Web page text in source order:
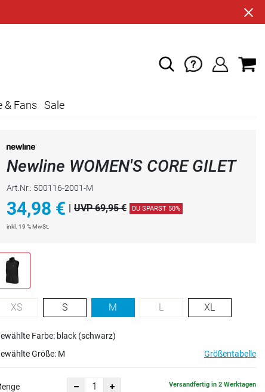
& Fans Sale
Newline WOMEN'S CORE GILET
Art.Nr.: 500116-2001-M
34,98 € UVP 69,95 € DU SPARST 50%
inkl. 19 % MwSt.
XS S M L XL
Farbe: black (schwarz)
Größe: M Größentabelle
Versandfertig in 2 Werktagen